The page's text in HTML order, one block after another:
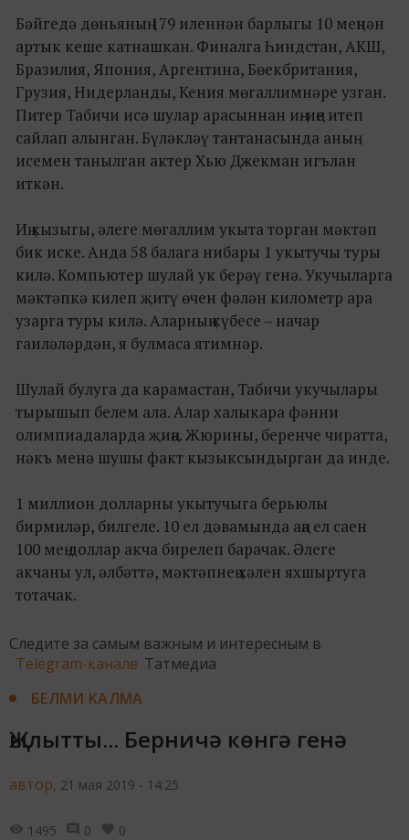
Бәйгедә дөньяның 179 иленнән барлыгы 10 меңнән
артык кеше катнашкан. Финалга Һиндстан, АКШ,
Бразилия, Япония, Аргентина, Бөекбритания,
Грузия, Нидерланды, Кения мөгаллимнәре узган.
Питер Табичи исә шулар арасыннан иң-иңе итеп
сайлап алынган. Бүләкләү тантанасында аның
исемен танылган актер Хью Джекман игълан
иткән.
Иң кызыгы, әлеге мөгаллим укыта торган мәктәп
бик иске. Анда 58 балага нибары 1 укытучы туры
килә. Компьютер шулай ук берәү генә. Укучыларга
мәктәпкә килеп җитү өчен фәлән километр ара
узарга туры килә. Аларның күбесе – начар
гаиләләрдән, я булмаса ятимнәр.
Шулай булуга да карамастан, Табичи укучылары
тырышып белем ала. Алар халыкара фәнни
олимпиадаларда җиңә. Жюрины, беренче чиратта,
нәкъ менә шушы факт кызыксындырган да инде.
1 миллион долларны укытучыга берьюлы
бирмиләр, билгеле. 10 ел дәвамында аңа ел саен
100 мең доллар акча бирелеп барачак. Әлеге
акчаны ул, әлбәттә, мәктәпнең хәлен яхшыртуга
тотачак.
Следите за самым важным и интересным в
Telegram-канале Татмедиа
БЕЛМИ КАЛМА
Җылытты... Берничә көнгә генә
автор, 21 мая 2019 - 14:25
1495 0 0